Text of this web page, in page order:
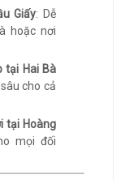
Giấy: Dễ
hoặc nơi
tại Hai Bà
cho cả
tại Hoàng
mọi đối